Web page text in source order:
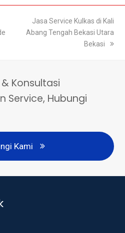
next
post:
Jasa Service Kulkas di Kali
Abang Tengah Bekasi Utara
Bekasi
Konsultasi
Service, Hubungi
Kami